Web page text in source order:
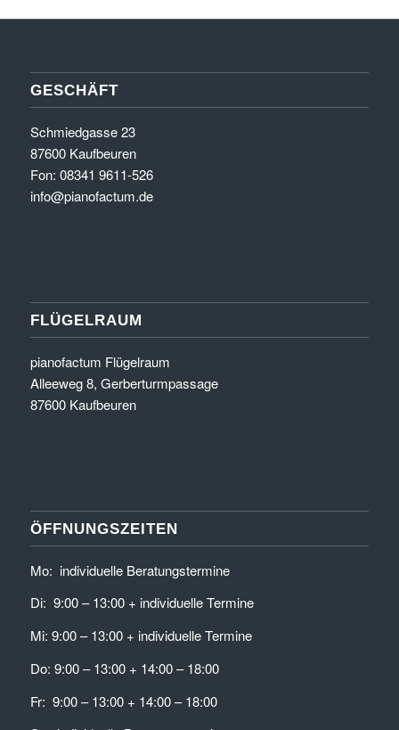
GESCHÄFT
Schmiedgasse 23
87600 Kaufbeuren
Fon: 08341 9611-526
info@pianofactum.de
FLÜGELRAUM
pianofactum Flügelraum
Alleeweg 8, Gerberturmpassage
87600 Kaufbeuren
ÖFFNUNGSZEITEN
Mo: individuelle Beratungstermine
Di: 9:00 – 13:00 + individuelle Termine
Mi: 9:00 – 13:00 + individuelle Termine
Do: 9:00 – 13:00 + 14:00 – 18:00
Fr: 9:00 – 13:00 + 14:00 – 18:00